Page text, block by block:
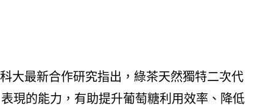
大最新合作研究指出，綠茶天然獨特二次代
現的能力，有助提升葡萄糖利用效率、降低